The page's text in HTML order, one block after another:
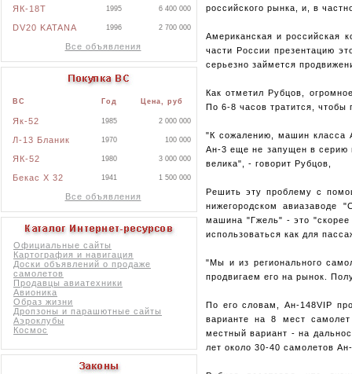
ЯК-18Т 1995 6 400 000
DV20 KATANA 1996 2 700 000
Все объявления
ВС Год Цена, руб
Як-52 1985 2 000 000
Л-13 Бланик 1970 100 000
ЯК-52 1980 3 000 000
Бекас X 32 1941 1 500 000
Все объявления
Официальные сайты
Картография и навигация
Доски объявлений о продаже
самолетов
Продавцы авиатехники
Авионика
Образ жизни
Дропзоны и парашютные сайты
Аэроклубы
Космос
российского рынка, и, в
Американская и российская
части России презентацию
серьезно займется
Как отметил Рубцов,
По 6-8 часов тратится, чтобы
"К сожалению, машин класса
Ан-3 еще не запущен в серию
велика", - говорит Рубцов,
Решить эту проблему с
нижегородском авиазаводе
машина "Гжель" - это "скорее
использоваться как для
"Мы и из регионального
продвигаем его на рынок.
По его словам, Ан-148VIP
варианте на 8 мест
местный вариант - на
лет около 30-40 самолетов